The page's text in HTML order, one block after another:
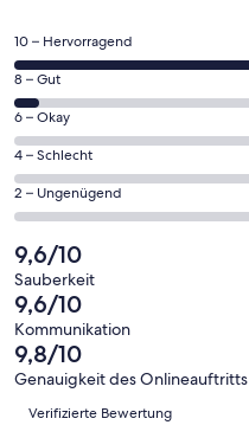
einem
neuen
Fenster
geöffnet
20
von
insgesamt
21
Gästebewertungen
haben
eine
Bewertung
von
10
-
Hervorragend
10 – Hervorragend
1
von
insgesamt
21
Gästebewertungen
haben
Bewertung
von
8
-
Gut
8 – Gut
0
von
insgesamt
21
Gästebewertungen
haben
eine
Bewertung
von
6
-
Okay
6 – Okay
0
von
insgesamt
Gästebewertungen
haben
eine
Bewertung
von
4
4 – Schlecht
0
von
insgesamt
21
Gästebewertungen
haben
eine
Bewertung
2 – Ungenügend
9,6/10
Sauberkeit
9,6/10
Kommunikation
9,8/10
Genauigkeit des Onlineauftritts
Bewertungen
Verifizierte Bewertung